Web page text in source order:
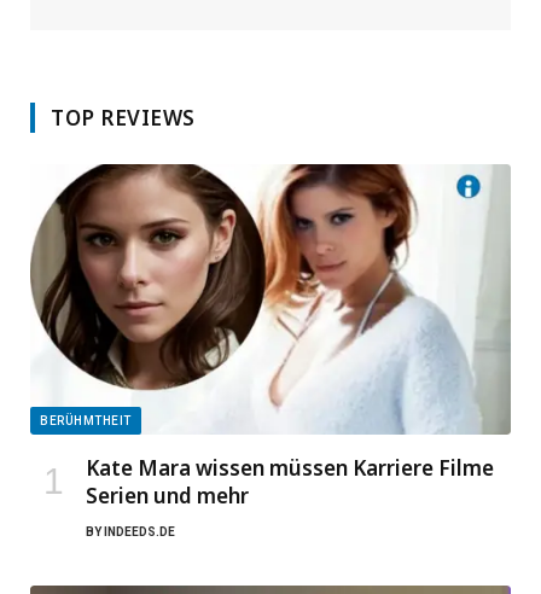
TOP REVIEWS
BERÜHMTHEIT
Kate Mara wissen müssen Karriere Filme
Serien und mehr
BY INDEEDS.DE